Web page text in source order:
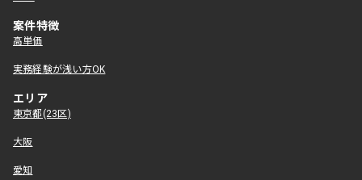
案件特徴
高単価
実務経験が浅い方OK
エリア
東京都(23区)
大阪
愛知